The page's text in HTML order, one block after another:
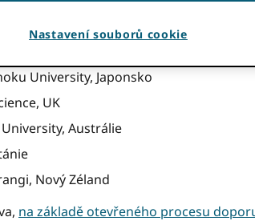
děkuji všem, kteří předložili
se k nám a přivítejte naše noví a
University, Japonsko
UK
Austrálie
Nový Zéland
na základě otevřeného procesu
Nastavení souborů cookie